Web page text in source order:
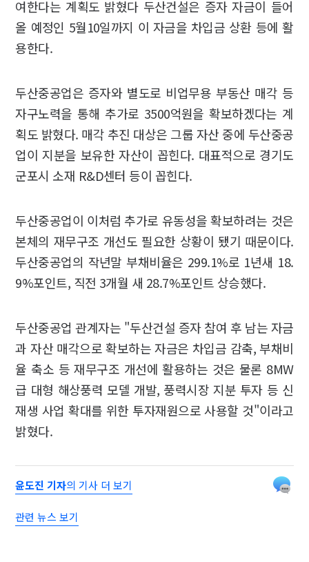
여한다는 계획도 밝혔다 두산건설은 증자 자금이 들어
올 예정인 5월10일까지 이 자금을 차입금 상환 등에 활
용한다.
두산중공업은 증자와 별도로 비업무용 부동산 매각 등
자구노력을 통해 추가로 3500억원을 확보하겠다는 계
획도 밝혔다. 매각 추진 대상은 그룹 자산 중에 두산중공
업이 지분을 보유한 자산이 꼽힌다. 대표적으로 경기도
군포시 소재 R&D센터 등이 꼽힌다.
두산중공업이 이처럼 추가로 유동성을 확보하려는 것은
본체의 재무구조 개선도 필요한 상황이 됐기 때문이다.
두산중공업의 작년말 부채비율은 299.1%로 1년새 18.
9%포인트, 직전 3개월 새 28.7%포인트 상승했다.
두산중공업 관계자는 "두산건설 증자 참여 후 남는 자금
과 자산 매각으로 확보하는 자금은 차입금 감축, 부채비
율 축소 등 재무구조 개선에 활용하는 것은 물론 8MW
급 대형 해상풍력 모델 개발, 풍력시장 지분 투자 등 신
재생 사업 확대를 위한 투자재원으로 사용할 것"이라고
밝혔다.
윤도진 기자의 기사 더 보기
관련 뉴스 보기